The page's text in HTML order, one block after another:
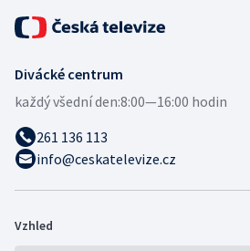
Divácké centrum
každý všední den:8:00—16:00 hodin
261 136 113
info@ceskatelevize.cz
Vzhled